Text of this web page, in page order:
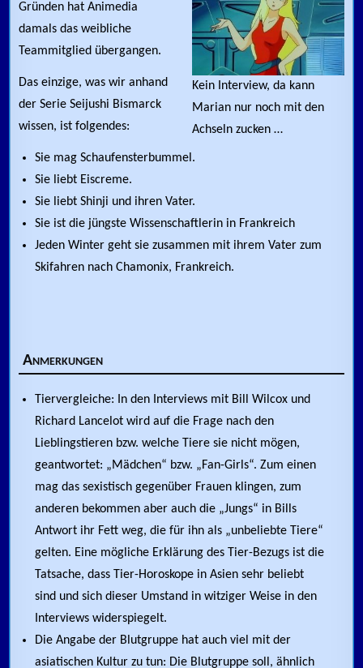
Kein Interview, da kann
Marian nur noch mit den
Achseln zucken …
Gründen hat Animedia
damals das weibliche
Teammitglied übergangen.
Das einzige, was wir anhand
der Serie Seijushi Bismarck
wissen, ist folgendes:
Sie mag Schaufensterbummel.
Sie liebt Eiscreme.
Sie liebt Shinji und ihren Vater.
Sie ist die jüngste Wissenschaftlerin in Frankreich
Jeden Winter geht sie zusammen mit ihrem Vater zum
Skifahren nach Chamonix, Frankreich.
Anmerkungen
Tiervergleiche: In den Interviews mit Bill Wilcox und
Richard Lancelot wird auf die Frage nach den
Lieblingstieren bzw. welche Tiere sie nicht mögen,
geantwortet: „Mädchen“ bzw. „Fan-Girls“. Zum einen
mag das sexistisch gegenüber Frauen klingen, zum
anderen bekommen aber auch die „Jungs“ in Bills
Antwort ihr Fett weg, die für ihn als „unbeliebte Tiere“
gelten. Eine mögliche Erklärung des Tier-Bezugs ist die
Tatsache, dass Tier-Horoskope in Asien sehr beliebt
sind und sich dieser Umstand in witziger Weise in den
Interviews widerspiegelt.
Die Angabe der Blutgruppe hat auch viel mit der
asiatischen Kultur zu tun: Die Blutgruppe soll, ähnlich